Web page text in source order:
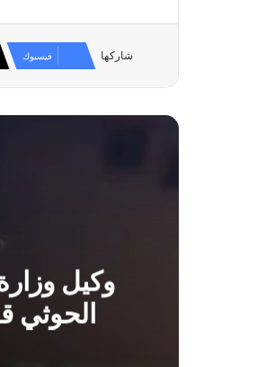
شاركها فيسبوك
وكيل
الحوثي